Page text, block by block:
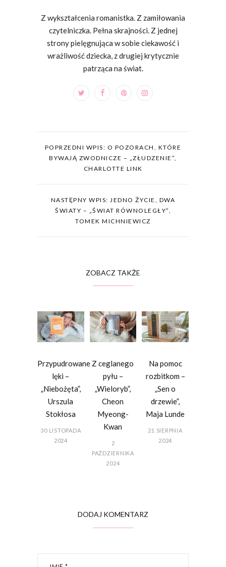
Z wykształcenia romanistka. Z zamiłowania
czytelniczka. Pełna skrajności. Z jednej
strony pielęgnująca w sobie ciekawość i
wrażliwość dziecka, z drugiej krytycznie
patrząca na świat.
POPRZEDNI WPIS: O POZORACH, KTÓRE
BYWAJĄ ZWODNICZE – „ZŁUDZENIE”,
CHARLOTTE LINK
NASTĘPNY WPIS: JEDNO ŻYCIE, DWA
ŚWIATY – „ŚWIAT RÓWNOLEGŁY”,
TOMEK MICHNIEWICZ
ZOBACZ TAKŻE
Przypudrowane
lęki –
„Niebożęta”,
Urszula
Stokłosa
30 LISTOPADA
2024
Z ceglanego
pyłu –
„Wieloryb”,
Cheon
Myeong-
Kwan
2
PAŹDZIERNIKA
2024
Na pomoc
rozbitkom –
„Sen o
drzewie”,
Maja Lunde
21 SIERPNIA
2024
DODAJ KOMENTARZ